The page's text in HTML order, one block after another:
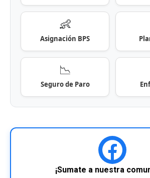
👶
Asignación BPS
📉
Seguro de Paro
¡Sumate a nuestra